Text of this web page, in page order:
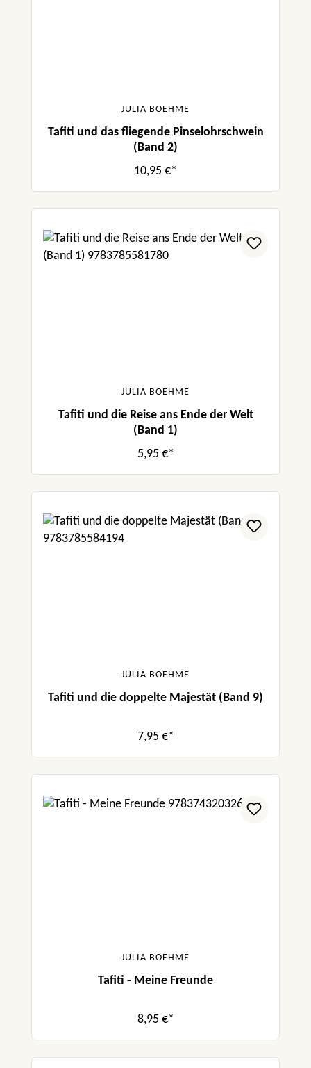
JULIA BOEHME
Tafiti und das fliegende Pinselohrschwein
(Band 2)
10,95 €*
JULIA BOEHME
Tafiti und die Reise ans Ende der Welt
(Band 1)
5,95 €*
JULIA BOEHME
Tafiti und die doppelte Majestät (Band 9)
7,95 €*
JULIA BOEHME
Tafiti - Meine Freunde
8,95 €*